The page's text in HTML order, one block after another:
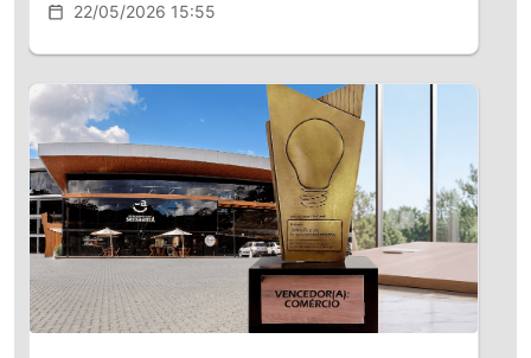
22/05/2026 15:55